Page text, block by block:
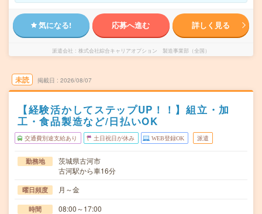
気になる! 応募へ進む 詳しく見る
派遣会社 株式会社綜合キャリアオプション 製造事業部（全国）
未読 掲載日 2026/08/07
【経験活かしてステップUP！！】組立・加
工・食品製造など/日払いOK
交通費別途支給あり 土日祝日が休み WEB登録OK 派遣
勤務地
茨城県古河市
古河駅から車16分
曜日頻度 月～金
時間 08:00～17:00